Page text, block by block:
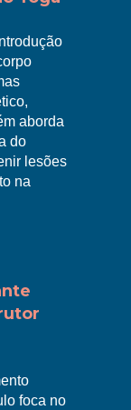
aborda
do
lesões
na
foca no